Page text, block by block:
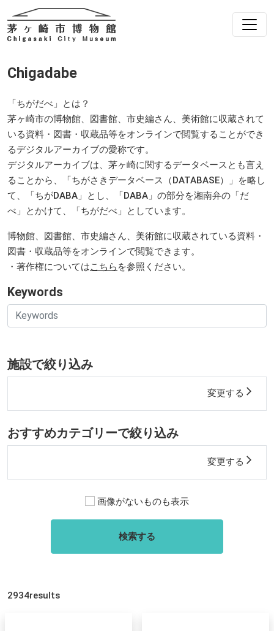
Chigadabe
「ちがだべ」とは？
茅ヶ崎市の博物館、図書館、市史編さん、美術館に収蔵されて
いる資料・図書・収蔵品等をオンラインで閲覧することができ
るデジタルアーカイブの愛称です。
デジタルアーカイブは、茅ヶ崎に関するデータベースとも言え
ることから、「ちがさきデータベース（DATABASE）」を略し
て、「ちがDABA」とし、「DABA」の部分を湘南弁の「だ
べ」とかけて、「ちがだべ」としています。
博物館、図書館、市史編さん、美術館に収蔵されている資料・
図書・収蔵品等をオンラインで閲覧できます。
・著作権についてはこちら を参照ください。
Keywords
施設で絞り込み
変更する arrow_forward_ios
おすすめカテゴリーで絞り込み
変更する arrow_forward_ios
画像がないものも表示
検索する
2934results